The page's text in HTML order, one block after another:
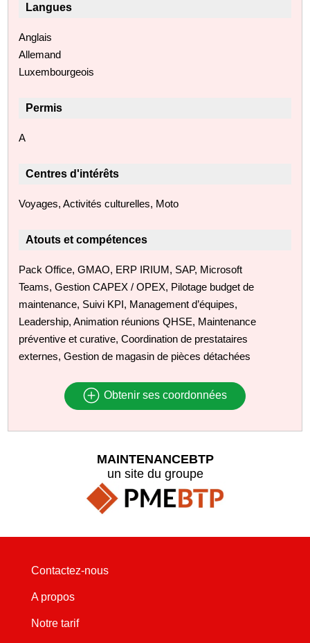
Langues
Anglais
Allemand
Luxembourgeois
Permis
A
Centres d'intérêts
Voyages, Activités culturelles, Moto
Atouts et compétences
Pack Office, GMAO, ERP IRIUM, SAP, Microsoft
Teams, Gestion CAPEX / OPEX, Pilotage budget de
maintenance, Suivi KPI, Management d’équipes,
Leadership, Animation réunions QHSE, Maintenance
préventive et curative, Coordination de prestataires
externes, Gestion de magasin de pièces détachées
Obtenir ses coordonnées
MAINTENANCEBTP
un site du groupe
Contactez-nous
A propos
Notre tarif